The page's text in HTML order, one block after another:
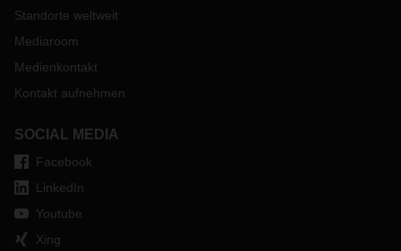
Standorte weltweit
Mediaroom
Medienkontakt
Kontakt aufnehmen
SOCIAL MEDIA
Facebook
LinkedIn
Youtube
Xing